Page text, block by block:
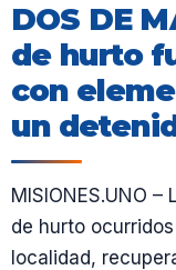
DOS DE
de hurto
con
un
MISIONES.UNO
de hurto
localidad,